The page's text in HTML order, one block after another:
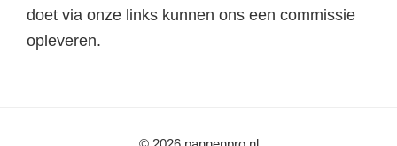
doet via onze links kunnen ons een commissie
opleveren.